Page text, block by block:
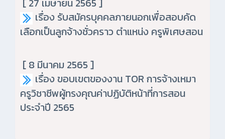
[ 27 เมษายน 2565 ]
เรื่อง รับสมัครบุคคลภายนอกเพื่อสอบคัด
เลือกเป็นลูกจ้างชั่วคราว ตำแหน่ง ครูพิเศษสอน
[ 8 มีนาคม 2565 ]
เรื่อง ขอบเขตของงาน TOR การจ้างเหมา
ครูวิชาชีพผู้ทรงคุณค่าปฏิบัติหน้าที่การสอน
ประจำปี 2565